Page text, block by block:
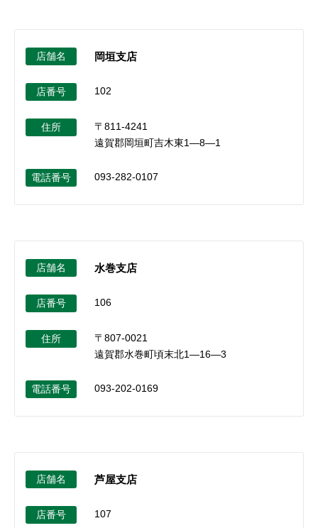
店舗名 岡垣支店
店番号 102
住所
〒811-4241
遠賀郡岡垣町吉木東1―8―1
電話番号 093-282-0107
店舗名 水巻支店
店番号 106
住所
〒807-0021
遠賀郡水巻町頃末北1―16―3
電話番号 093-202-0169
店舗名 芦屋支店
店番号 107